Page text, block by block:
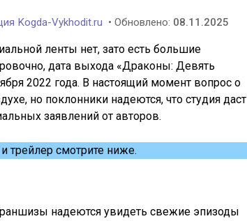
Kogda-Vykhodit.ru • Обновлено: 08.11.2025
ленты нет, зато есть большие
дата выхода «Драконы: Девять
2022 года. В настоящий момент вопрос о
но поклонники надеются, что студия даст
заявлений от авторов.
и трейлер смотрите ниже.
надеются увидеть свежие эпизоды